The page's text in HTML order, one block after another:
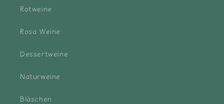
Rotweine
Rosa Weine
Dessertweine
Naturweine
Bläschen